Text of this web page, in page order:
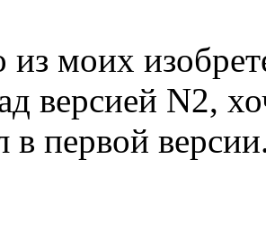
из моих
версией N2,
в первой